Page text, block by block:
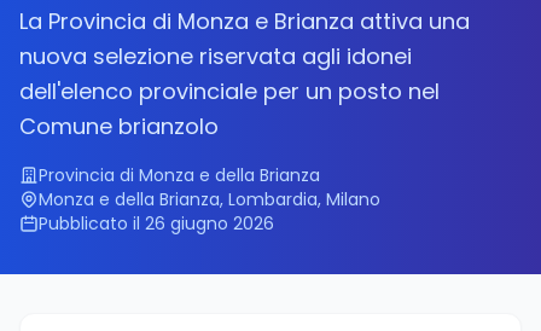
La Provincia di Monza e Brianza attiva una
nuova selezione riservata agli idonei
dell'elenco provinciale per un posto nel
Comune brianzolo
Provincia di Monza e della Brianza
Monza e della Brianza, Lombardia, Milano
Pubblicato il 26 giugno 2026